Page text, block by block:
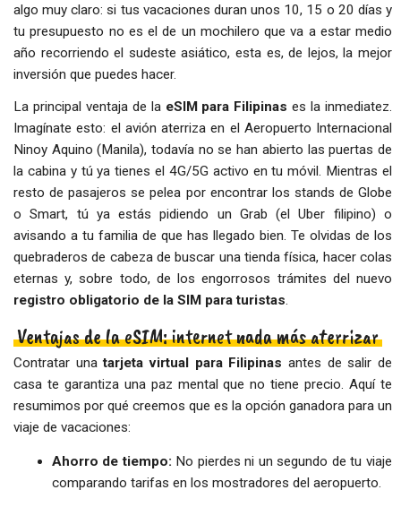
algo muy claro: si tus vacaciones duran unos 10, 15 o 20 días y
tu presupuesto no es el de un mochilero que va a estar medio
año recorriendo el sudeste asiático, esta es, de lejos, la mejor
inversión que puedes hacer.
La principal ventaja de la eSIM para Filipinas es la inmediatez.
Imagínate esto: el avión aterriza en el Aeropuerto Internacional
Ninoy Aquino (Manila), todavía no se han abierto las puertas de
la cabina y tú ya tienes el 4G/5G activo en tu móvil. Mientras el
resto de pasajeros se pelea por encontrar los stands de Globe
o Smart, tú ya estás pidiendo un Grab (el Uber filipino) o
avisando a tu familia de que has llegado bien. Te olvidas de los
quebraderos de cabeza de buscar una tienda física, hacer colas
eternas y, sobre todo, de los engorrosos trámites del nuevo
registro obligatorio de la SIM para turistas
Ventajas de la eSIM: internet nada más aterrizar
Contratar unatarjeta virtual para Filipinas antes de salir de
casa te garantiza una paz mental que no tiene precio. Aquí te
resumimos por qué creemos que es la opción ganadora para un
viaje de vacaciones:
Ahorro de tiempo: No pierdes ni un segundo de tu viaje
comparando tarifas en los mostradores del aeropuerto.